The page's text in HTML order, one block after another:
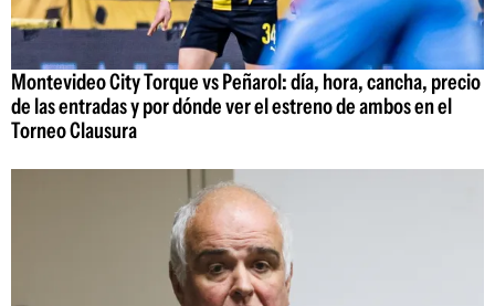
Montevideo City Torque vs Peñarol: día, hora, cancha, precio
de las entradas y por dónde ver el estreno de ambos en el
Torneo Clausura